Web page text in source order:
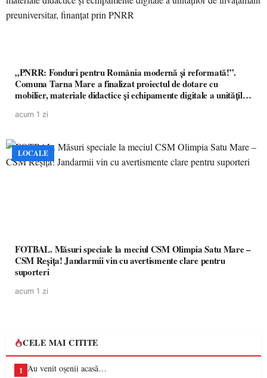
„PNRR: Fonduri pentru România modernă și reformată!”.
Comuna Tarna Mare a finalizat proiectul de dotare cu
mobilier, materiale didactice și echipamente digitale a unităților
acum 1 zi
LOCALE
FOTBAL. Măsuri speciale la meciul CSM Olimpia Satu Mare –
CSM Reșița! Jandarmii vin cu avertismente clare pentru
suporteri
acum 1 zi
CELE MAI CITITE
1 Au venit oșenii acasă…